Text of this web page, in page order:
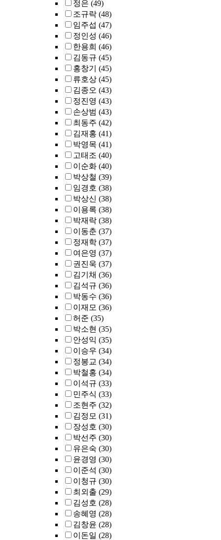
정은 (49)
조규락 (48)
임주섭 (47)
정인성 (46)
한용희 (46)
김동규 (45)
홍창기
(45)
류호상 (45)
김종오 (43)
정진영 (43)
손상범 (43)
최동주 (42)
김재홍 (41)
박영목 (41)
고태조 (40)
이순화 (40)
박상철 (39)
임경호 (38)
박상신 (38)
이용록 (38)
박재락 (38)
이동춘 (37)
정재학 (37)
여은영 (37)
권진욱 (37)
김기채 (36)
김석규 (36)
박동수 (36)
이재모 (36)
허준 (35)
박소현 (35)
안성익 (35)
이승우 (34)
정봉교 (34)
박철홍 (34)
이석규 (33)
민주식 (33)
조현주 (32)
김정모 (31)
장성호 (30)
박선주 (30)
유은숙 (30)
윤경영 (30)
이준석 (30)
이청규 (30)
최외출 (29)
김성호 (28)
송혜영 (28)
김창윤 (28)
이돈일 (28)